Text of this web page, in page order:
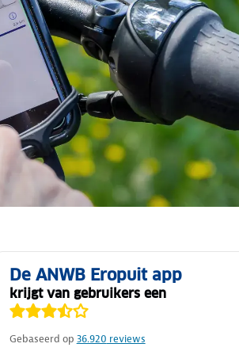
De ANWB Eropuit app
krijgt van gebruikers een
Gebaseerd op 36.920 reviews